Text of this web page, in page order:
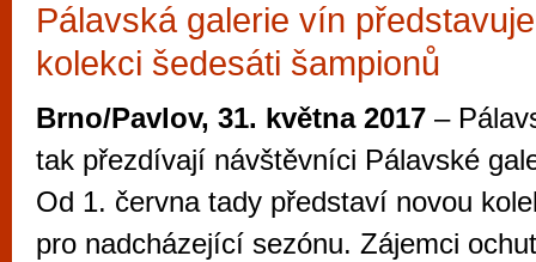
Pálavská galerie vín
kolekci šedesáti šampionů
Brno/Pavlov, 31. května 2017 –
tak přezdívají návštěvníci Pálavské
Od 1. června tady představí novou
pro nadcházející sezónu. Zájemci
Průvodce
Brně: Od
Brno je
zajímavé
restaurace,
Mimo jiné je ale také místem, kde si